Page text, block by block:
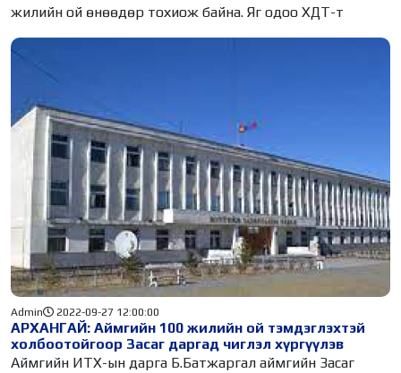
жилийн ой өнөөдөр тохиож байна. Яг одоо ХДТ-т
АРХАНГАЙ: Аймгийн 100 жилийн ой тэмдэглэхтэй
холбоотойгоор Засаг даргад чиглэл хүргүүлэв
Admin 2022-09-27 12:00:00
Аймгийн ИТХ-ын дарга Б.Батжаргал аймгийн Засаг